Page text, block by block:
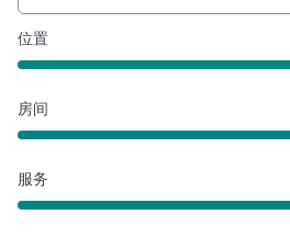
位置
房间
服务